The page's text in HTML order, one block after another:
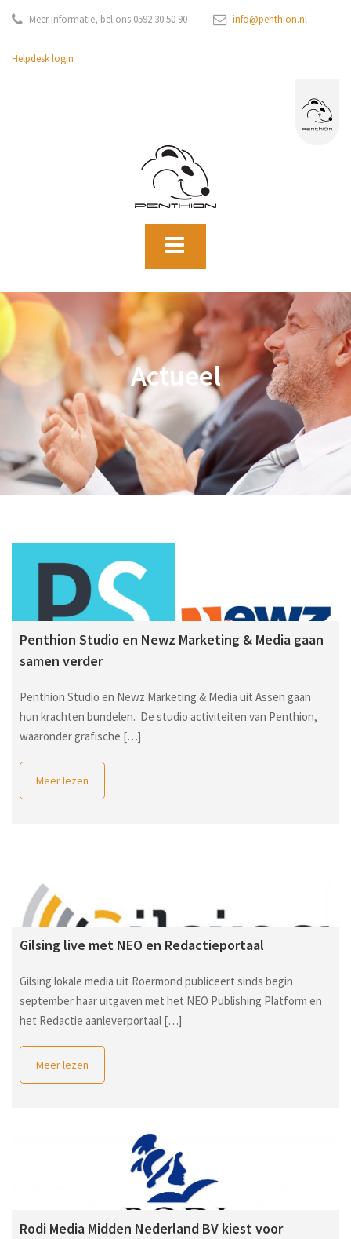
Meer informatie, bel ons 0592 30 50 90 info@penthion.nl
Helpdesk login
Actueel
Penthion Studio en Newz Marketing & Media gaan
samen verder
Penthion Studio en Newz Marketing & Media uit Assen gaan
hun krachten bundelen. De studio activiteiten van Penthion,
waaronder grafische […]
Meer lezen
Gilsing live met NEO en Redactieportaal
Gilsing lokale media uit Roermond publiceert sinds begin
september haar uitgaven met het NEO Publishing Platform en
het Redactie aanleverportaal […]
Meer lezen
Rodi Media Midden Nederland BV kiest voor